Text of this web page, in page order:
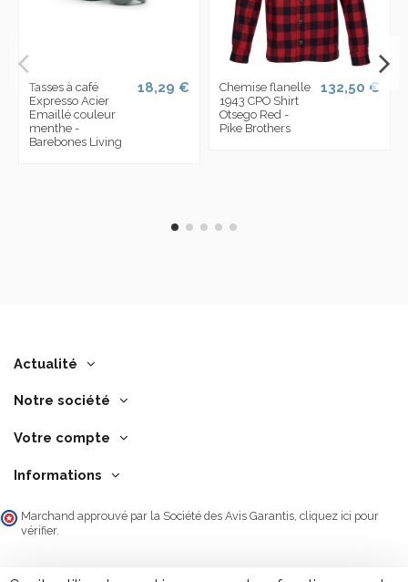
Tasses à café
Expresso Acier
Emaillé couleur
menthe -
Barebones Living
18,29 €
Chemise flanelle
1943 CPO Shirt
Otsego Red -
Pike Brothers
132,50 €
Actualité
Notre société
Votre compte
Informations
Marchand approuvé par la Société des Avis Garantis, cliquez ici pour
vérifier.